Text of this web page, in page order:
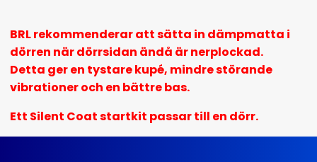
BRL rekommenderar att sätta in dämpmatta i
dörren när dörrsidan ändå är nerplockad.
Detta ger en tystare kupé, mindre störande
vibrationer och en bättre bas.
Ett Silent Coat startkit passar till en dörr.